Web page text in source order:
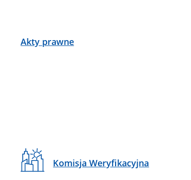
Akty prawne
Komisja Weryfikacyjna